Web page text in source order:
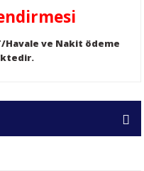
Havale ve Nakit ödeme